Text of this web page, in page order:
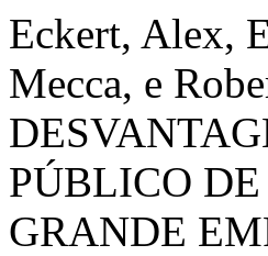
Eckert, Alex,
Mecca, e
PÚBLICO
GRANDE